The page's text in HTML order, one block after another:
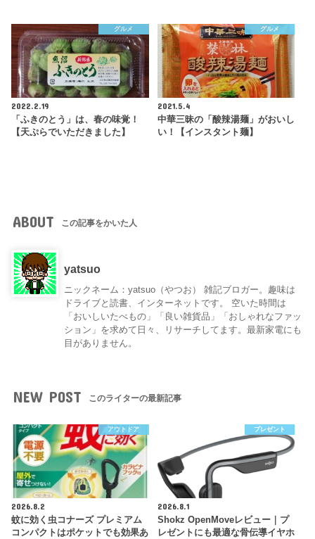
グルメ
2022.2.19
「ふきのとう」は、春の味覚！
【天ぷらでいただきました】
グルメ
2021.5.4
中華三昧の「酸辣湯麺」がおいし
い！【インスタント麺】
ABOUT この記事をかいた人
yatsuo
ニックネーム：yatsuo（やつお） 雑記ブロガー。趣味は
ドライブと読書、インターネットです。 空いた時間は
「おいしいたべもの」「良い雑貨品」「おしゃれなファッ
ション」を求めて日々、リサーチしてます。最新家電にも
目がありません。
NEW POST このライターの最新記事
アウトドア
2026.8.2
蚊に効く虫コナーズ プレミアム
コンパクトはポケットでも効果あ
プレゼント
2026.8.1
Shokz OpenMoveレビュー｜プ
レゼントにも最適な骨伝導イヤホ